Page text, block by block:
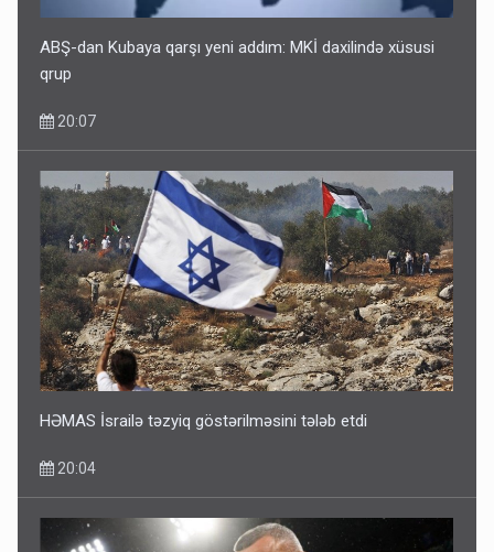
ABŞ-dan Kubaya qarşı yeni addım: MKİ daxilində xüsusi
qrup
20:07
HƏMAS İsrailə təzyiq göstərilməsini tələb etdi
20:04